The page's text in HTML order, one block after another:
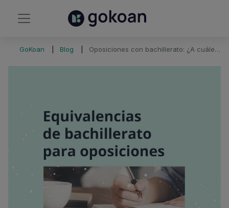
GoKoan Blog Oposiciones con bachillerato: ¿A cuáles me puedo presentar?